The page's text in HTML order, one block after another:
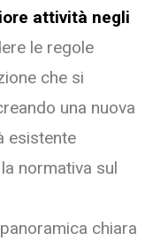
attività negli
le regole
che si
una nuova
esistente
normativa sul
chiara